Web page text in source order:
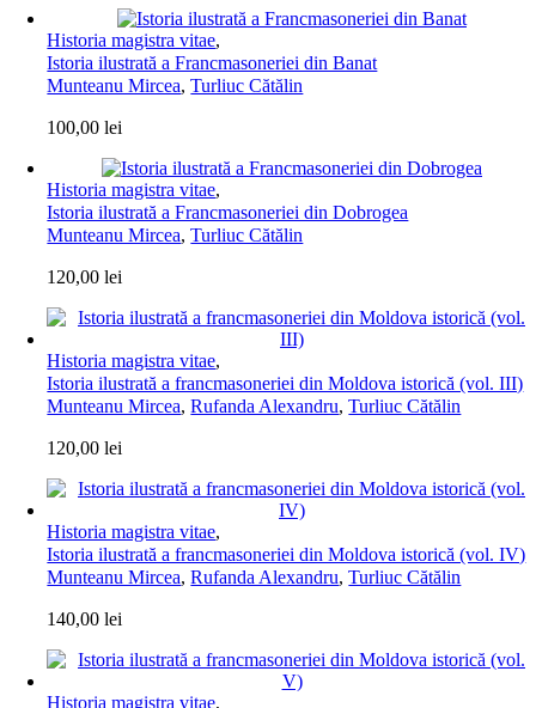
Historia magistra vitae,
Istoria ilustrată a Francmasoneriei din Banat
Munteanu Mircea,Turliuc Cătălin
100,00lei
Historia magistra vitae,
Istoria ilustrată a Francmasoneriei din Dobrogea
Munteanu Mircea,Turliuc Cătălin
120,00lei
Historia magistra vitae,
Istoria ilustrată a francmasoneriei din Moldova istorică (vol. III)
Munteanu Mircea,Rufanda Alexandru,Turliuc Cătălin
120,00lei
Historia magistra vitae,
Istoria ilustrată a francmasoneriei din Moldova istorică (vol. IV)
Munteanu Mircea,Rufanda Alexandru,Turliuc Cătălin
140,00lei
Historia magistra vitae,